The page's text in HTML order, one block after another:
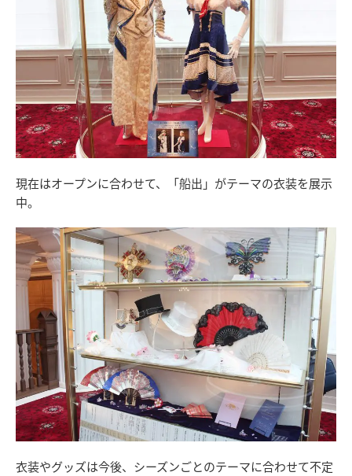
現在はオープンに合わせて、「船出」がテーマの衣装を展示
中。
衣装やグッズは今後、シーズンごとのテーマに合わせて不定